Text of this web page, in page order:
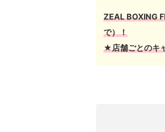
ZEAL BOXING
で）！
★店舗ごとのキ